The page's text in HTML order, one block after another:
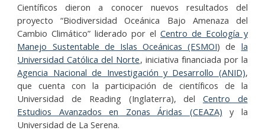
Científicos dieron a conocer nuevos resultados del
proyecto “Biodiversidad Oceánica Bajo Amenaza del
Cambio Climático” liderado por el Centro de Ecología y
Manejo Sustentable de Islas Oceánicas (ESMOI) de la
Universidad Católica del Norte, iniciativa financiada por la
Agencia Nacional de Investigación y Desarrollo (ANID),
que cuenta con la participación de científicos de la
Universidad de Reading (Inglaterra), del Centro de
Estudios Avanzados en Zonas Áridas (CEAZA) y la
Universidad de La Serena.